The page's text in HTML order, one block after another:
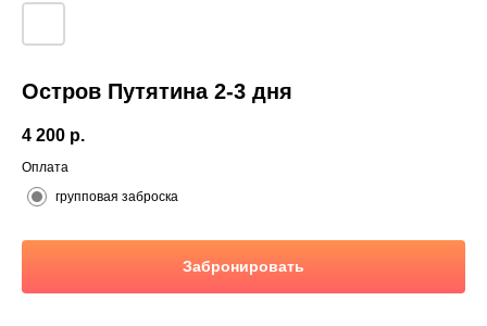
Остров Путятина 2-3 дня
4 200 р.
Оплата
групповая заброска
Забронировать